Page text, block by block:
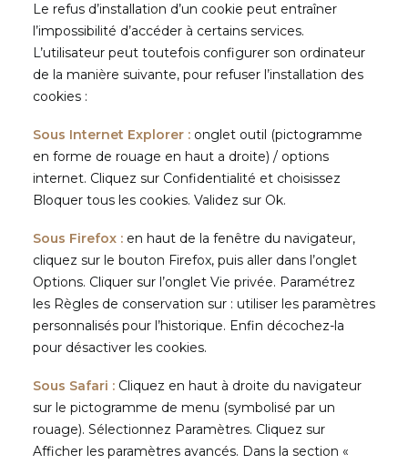
Le refus d’installation d’un cookie peut entraîner
l’impossibilité d’accéder à certains services.
L’utilisateur peut toutefois configurer son ordinateur
de la manière suivante, pour refuser l’installation des
cookies :
Sous Internet Explorer : onglet outil (pictogramme
en forme de rouage en haut a droite) / options
internet. Cliquez sur Confidentialité et choisissez
Bloquer tous les cookies. Validez sur Ok.
Sous Firefox : en haut de la fenêtre du navigateur,
cliquez sur le bouton Firefox, puis aller dans l’onglet
Options. Cliquer sur l’onglet Vie privée. Paramétrez
les Règles de conservation sur : utiliser les paramètres
personnalisés pour l’historique. Enfin décochez-la
pour désactiver les cookies.
Sous Safari : Cliquez en haut à droite du navigateur
sur le pictogramme de menu (symbolisé par un
rouage). Sélectionnez Paramètres. Cliquez sur
Afficher les paramètres avancés. Dans la section «